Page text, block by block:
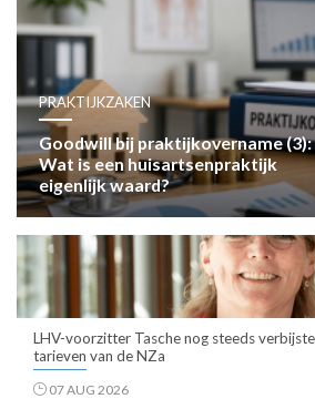
PRAKTIJKZAKEN
Goodwill bij praktijkovername (3):
Wat is een huisartsenpraktijk
eigenlijk waard?
LHV-voorzitter Tasche nog steeds
tarieven van de NZa
07 AUG 2026